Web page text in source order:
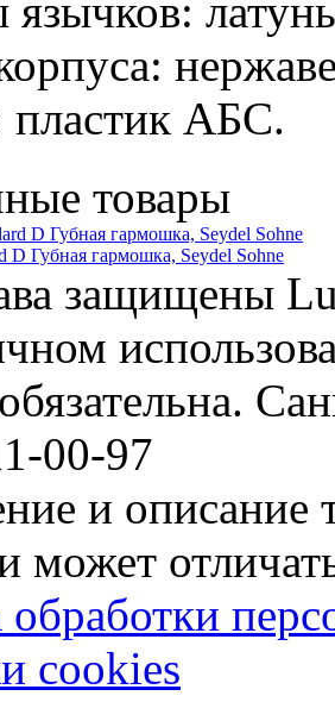
пластик АБС.
товары
D Губная гармошка, Seydel Sohne
защищены
00-97
и описание
может
cookies